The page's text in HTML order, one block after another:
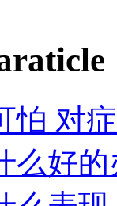
怕 对
么好